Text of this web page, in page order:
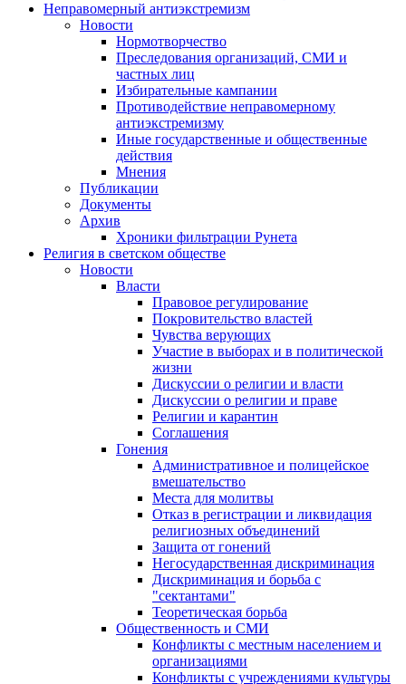
Неправомерный антиэкстремизм
Новости
Нормотворчество
Преследования организаций, СМИ и
частных лиц
Избирательные кампании
Противодействие неправомерному
антиэкстремизму
Иные государственные и общественные
действия
Мнения
Публикации
Документы
Архив
Хроники фильтрации Рунета
Религия в светском обществе
Новости
Власти
Правовое регулирование
Покровительство властей
Чувства верующих
Участие в выборах и в политической
жизни
Дискуссии о религии и власти
Дискуссии о религии и праве
Религии и карантин
Соглашения
Гонения
Административное и полицейское
вмешательство
Места для молитвы
Отказ в регистрации и ликвидация
религиозных объединений
Защита от гонений
Негосударственная дискриминация
Дискриминация и борьба с
"сектантами"
Теоретическая борьба
Общественность и СМИ
Конфликты с местным населением и
организациями
Конфликты с учреждениями культуры